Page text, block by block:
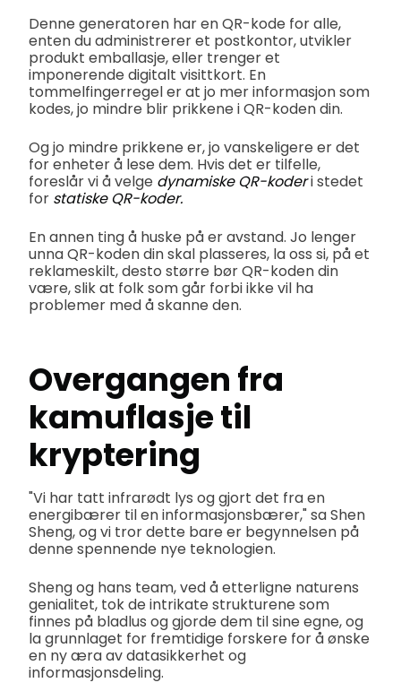
Denne generatoren har en QR-kode for alle,
enten du administrerer et postkontor, utvikler
produkt emballasje, eller trenger et
imponerende digitalt visittkort. En
tommelfingerregel er at jo mer informasjon som
kodes, jo mindre blir prikkene i QR-koden din.
Og jo mindre prikkene er, jo vanskeligere er det
for enheter å lese dem. Hvis det er tilfelle,
foreslår vi å velge dynamiske QR-koderi stedet
for statiske QR-koder.
En annen ting å huske på er avstand. Jo lenger
unna QR-koden din skal plasseres, la oss si, på et
reklameskilt, desto større bør QR-koden din
være, slik at folk som går forbi ikke vil ha
problemer med å skanne den.
Overgangen fra
kamuflasje til
kryptering
"Vi har tatt infrarødt lys og gjort det fra en
energibærer til en informasjonsbærer," sa Shen
Sheng, og vi tror dette bare er begynnelsen på
denne spennende nye teknologien.
Sheng og hans team, ved å etterligne naturens
genialitet, tok de intrikate strukturene som
finnes på bladlus og gjorde dem til sine egne, og
la grunnlaget for fremtidige forskere for å ønske
en ny æra av datasikkerhet og
informasjonsdeling.